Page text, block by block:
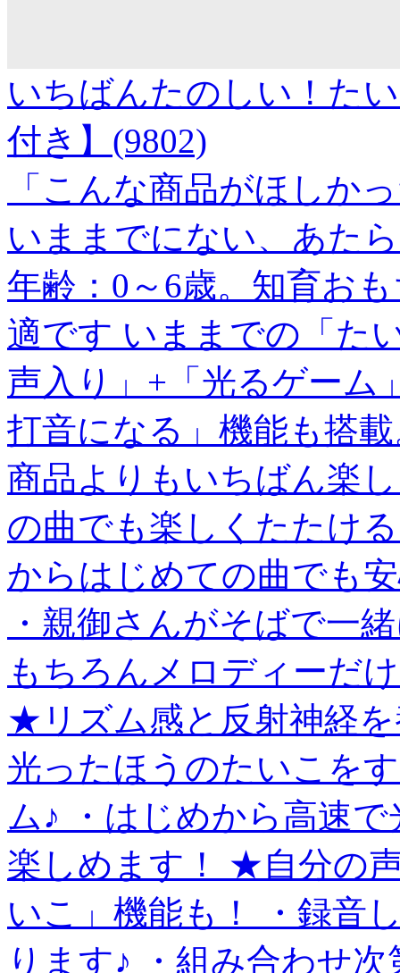
いちばんたのしい！た
付き】(9802)
「こんな商品がほし
いままでにない、あた
年齢：0～6歳。知育お
適です いままでの「た
声入り」+「光るゲーム
打音になる」機能も搭
商品よりもいちばん楽
の曲でも楽しくたたけ
からはじめての曲でも
・親御さんがそばで一
もちろんメロディーだ
★リズム感と反射神経
光ったほうのたいこを
ム♪ ・はじめから高速
楽しめます！ ★自分の
いこ」機能も！ ・録音
ります♪ ・組み合わせ